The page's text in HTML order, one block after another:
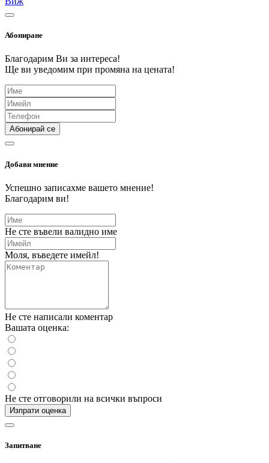
Абониране
Благодарим Ви за интереса!
Ще ви уведомим при промяна на цената!
Абонирай се
Добави мнение
Успешно записахме вашето мнение!
Благодарим ви!
Не сте въвели валидно име
Моля, въведете имейл!
Не сте написали коментар
Вашата оценка:
Не сте отговорили на всички въпроси
Изпрати оценка
Запитване